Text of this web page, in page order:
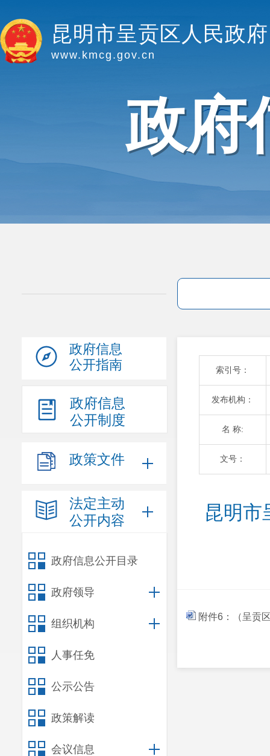
昆明市呈贡区人民政府
www.kmcg.gov.cn
政府
政府信息
公开指南
政府信息
公开制度
政策文件
法定主动
公开内容
政府信息公开目录
政府领导
组织机构
人事任免
公示公告
政策解读
会议信息
索引号：
发布机构：
名 称:
文号：
昆明市
附件6：（呈贡